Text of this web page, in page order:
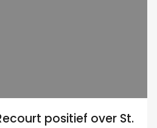
positief over St.